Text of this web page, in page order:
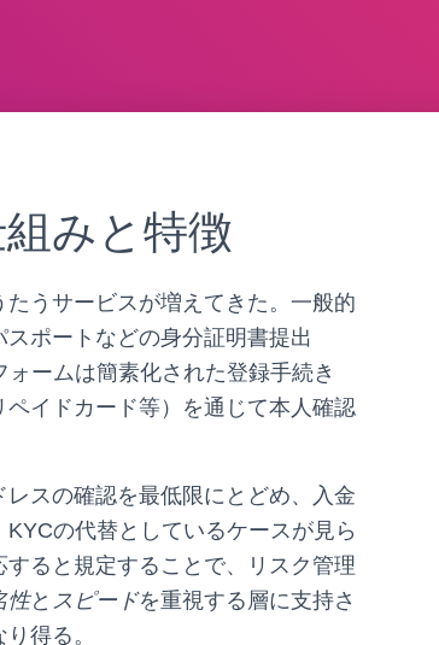
みと特徴
たうサービスが増えてきた。一般的
ポートなどの身分証明書提出
ームは簡素化された登録手続き
イドカード等）を通じて本人確認
スの確認を最低限にとどめ、入金
の代替としているケースが見ら
ると規定することで、リスク管理
性と スピードを重視する層に支持さ
得る。